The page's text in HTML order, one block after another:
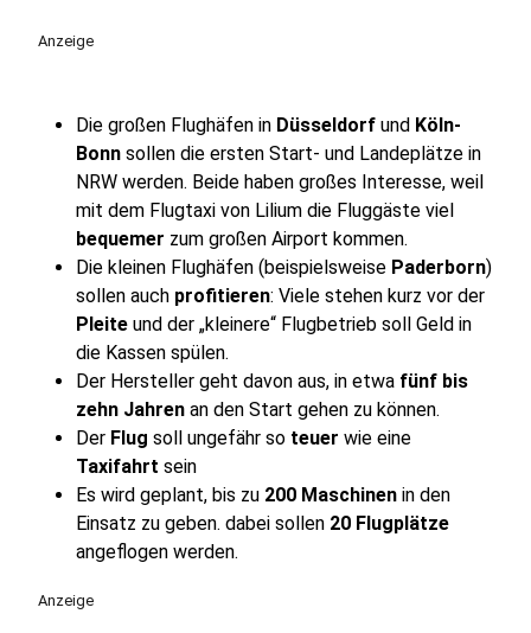
Anzeige
Die großen Flughäfen in Düsseldorf und Köln-
Bonn sollen die ersten Start- und Landeplätze in
NRW werden. Beide haben großes Interesse, weil
mit dem Flugtaxi von Lilium die Fluggäste viel
bequemer zum großen Airport kommen.
Die kleinen Flughäfen (beispielsweise Paderborn)
sollen auch profitieren: Viele stehen kurz vor der
Pleite und der „kleinere“ Flugbetrieb soll Geld in
die Kassen spülen.
Der Hersteller geht davon aus, in etwa fünf bis
zehn Jahren an den Start gehen zu können.
Der Flug soll ungefähr so teuer wie eine
Taxifahrt sein
Es wird geplant, bis zu 200 Maschinen in den
Einsatz zu geben. dabei sollen 20 Flugplätze
angeflogen werden.
Anzeige